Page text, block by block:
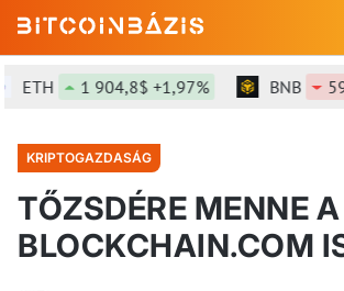
ETH 1 904,8$ +1,97% BNB
KRIPTOGAZDASÁG
TŐZSDÉRE MENNE A
BLOCKCHAIN.COM